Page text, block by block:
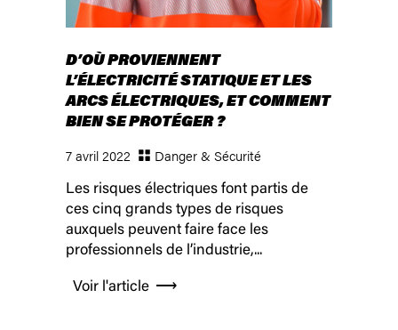
D’OÙ PROVIENNENT
L’ÉLECTRICITÉ STATIQUE ET LES
ARCS ÉLECTRIQUES, ET COMMENT
BIEN SE PROTÉGER ?
7 avril 2022 Danger & Sécurité
Les risques électriques font partis de
ces cinq grands types de risques
auxquels peuvent faire face les
professionnels de l’industrie,...
Voir l'article